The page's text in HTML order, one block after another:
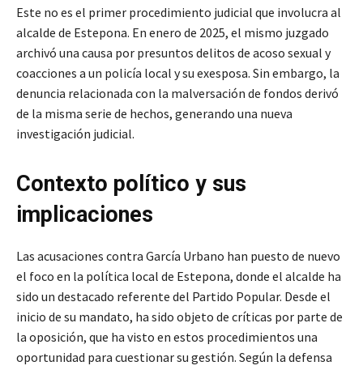
Este no es el primer procedimiento judicial que involucra al
alcalde de Estepona. En enero de 2025, el mismo juzgado
archivó una causa por presuntos delitos de acoso sexual y
coacciones a un policía local y su exesposa. Sin embargo, la
denuncia relacionada con la malversación de fondos derivó
de la misma serie de hechos, generando una nueva
investigación judicial.
Contexto político y sus
implicaciones
Las acusaciones contra García Urbano han puesto de nuevo
el foco en la política local de Estepona, donde el alcalde ha
sido un destacado referente del Partido Popular. Desde el
inicio de su mandato, ha sido objeto de críticas por parte de
la oposición, que ha visto en estos procedimientos una
oportunidad para cuestionar su gestión. Según la defensa